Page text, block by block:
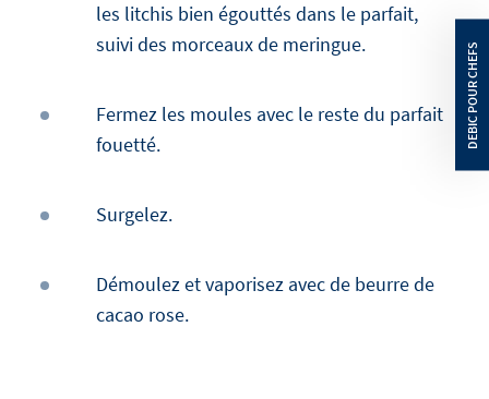
les litchis bien égouttés dans le parfait,
suivi des morceaux de meringue.
Fermez les moules avec le reste du parfait
fouetté.
Surgelez.
Démoulez et vaporisez avec de beurre de
cacao rose.